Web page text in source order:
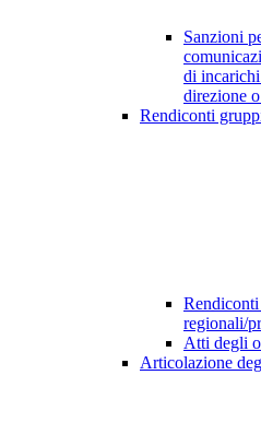
Sanzioni
di
direzione
Rendiconti
regionali/
Atti degli
Articolazione